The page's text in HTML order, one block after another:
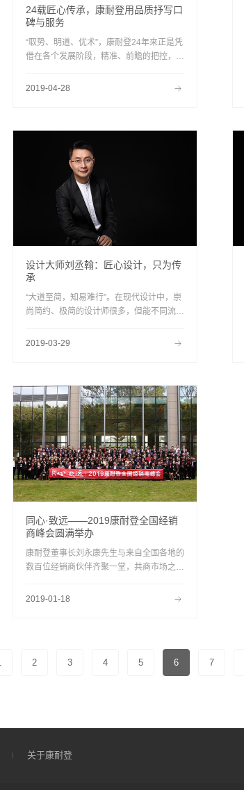
24载匠心传承，康耐登用品质抒写口
碑与服务
“取势、明道、优术”，康耐登24年来正是凭
借在各个发展阶段，精准、前瞻的把控，为
保赢得了口碑，成为中国高品质家居品牌的
2019-04-28
设计大师刘丞翰：匠心设计，只为传
承
“大道至简，知易难行”。在现代设计中，崇
尚简约、极简的设计师很多，但能不同流
却并不多，而刘丞翰就是其中成功的一位。
2019-03-29
同心·致远——2019康耐登全国经销
商峰会圆满举办
康耐登董事长刘永康先生与来自全国各地的
数百位经销商伙伴齐聚一堂，共商市场之
2019-01-18
2 3 4 5 6 7
关于康耐登